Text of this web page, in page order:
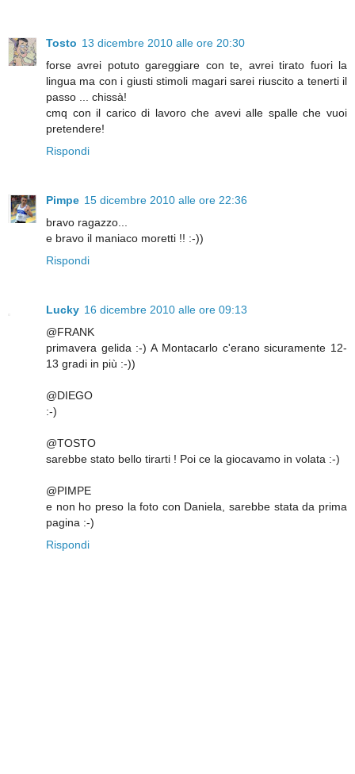
Tosto 13 dicembre 2010 alle ore 20:30
forse avrei potuto gareggiare con te, avrei tirato fuori la
lingua ma con i giusti stimoli magari sarei riuscito a tenerti il
passo ... chissà!
cmq con il carico di lavoro che avevi alle spalle che vuoi
pretendere!
Rispondi
Pimpe 15 dicembre 2010 alle ore 22:36
bravo ragazzo...
e bravo il maniaco moretti !! :-))
Rispondi
Lucky 16 dicembre 2010 alle ore 09:13
@FRANK
primavera gelida :-) A Montacarlo c'erano sicuramente 12-
13 gradi in più :-))
@DIEGO
:-)
@TOSTO
sarebbe stato bello tirarti ! Poi ce la giocavamo in volata :-)
@PIMPE
e non ho preso la foto con Daniela, sarebbe stata da prima
pagina :-)
Rispondi